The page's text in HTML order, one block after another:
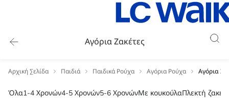
Αγόρια Ζακέτες
Αρχική Σελίδα Παιδιά Παιδικά Ρούχα Αγόρια Ρούχα Αγόρια
Όλα1-4 Χρονών4-5 Χρονών5-6 ΧρονώνΜε κουκούλαΠλεκτή